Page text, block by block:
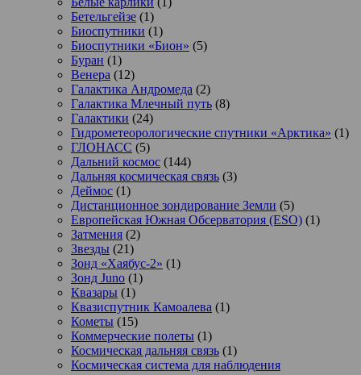
Бетельгейзе (1)
Биоспутники (1)
Биоспутники «Бион» (5)
Буран (1)
Венера (12)
Галактика Андромеда (2)
Галактика Млечный путь (8)
Галактики (24)
Гидрометеорологические спутники «Арктика» (1)
ГЛОНАСС (5)
Дальний космос (144)
Дальняя космическая связь (3)
Деймос (1)
Дистанционное зондирование Земли (5)
Европейская Южная Обсерватория (ESO) (1)
Затмения (2)
Звезды (21)
Зонд «Хаябус-2» (1)
Зонд Juno (1)
Квазары (1)
Квазиспутник Камоалева (1)
Кометы (15)
Коммерческие полеты (1)
Космическая дальняя связь (1)
Космическая система для наблюдения